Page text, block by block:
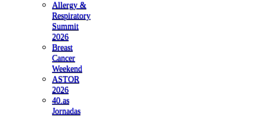
Allergy &
Respiratory
Summit
2026
Breast
Cancer
Weekend
ASTOR
2026
40.as
Jornadas